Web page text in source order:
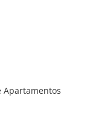
Apartamentos